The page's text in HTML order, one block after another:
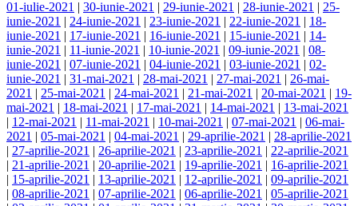
01-iulie-2021 | 30-iunie-2021 | 29-iunie-2021 | 28-iunie-2021 | 25-
iunie-2021 | 24-iunie-2021 | 23-iunie-2021 | 22-iunie-2021 | 18-
iunie-2021 | 17-iunie-2021 | 16-iunie-2021 | 15-iunie-2021 | 14-
iunie-2021 | 11-iunie-2021 | 10-iunie-2021 | 09-iunie-2021 | 08-
iunie-2021 | 07-iunie-2021 | 04-iunie-2021 | 03-iunie-2021 | 02-
iunie-2021 | 31-mai-2021 | 28-mai-2021 | 27-mai-2021 | 26-mai-
2021 | 25-mai-2021 | 24-mai-2021 | 21-mai-2021 | 20-mai-2021 | 19-
mai-2021 | 18-mai-2021 | 17-mai-2021 | 14-mai-2021 | 13-mai-2021
| 12-mai-2021 | 11-mai-2021 | 10-mai-2021 | 07-mai-2021 | 06-mai-
2021 | 05-mai-2021 | 04-mai-2021 | 29-aprilie-2021 | 28-aprilie-2021
| 27-aprilie-2021 | 26-aprilie-2021 | 23-aprilie-2021 | 22-aprilie-2021
| 21-aprilie-2021 | 20-aprilie-2021 | 19-aprilie-2021 | 16-aprilie-2021
| 15-aprilie-2021 | 13-aprilie-2021 | 12-aprilie-2021 | 09-aprilie-2021
| 08-aprilie-2021 | 07-aprilie-2021 | 06-aprilie-2021 | 05-aprilie-2021